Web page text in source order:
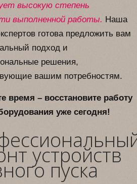
высокую степень
выполненной работы. Наша
готова предложить вам
подход и
решения,
вашим потребностям.
время – восстановите работу
уже сегодня!
устройств
пуска